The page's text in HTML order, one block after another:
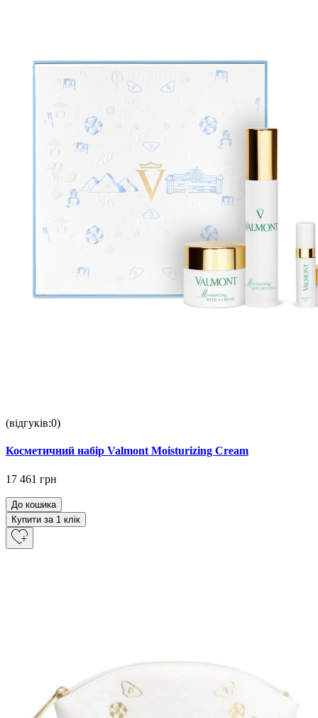
(відгуків:0)
Косметичний набір Valmont Moisturizing Cream
17 461 грн
До кошика
Купити за 1 клiк